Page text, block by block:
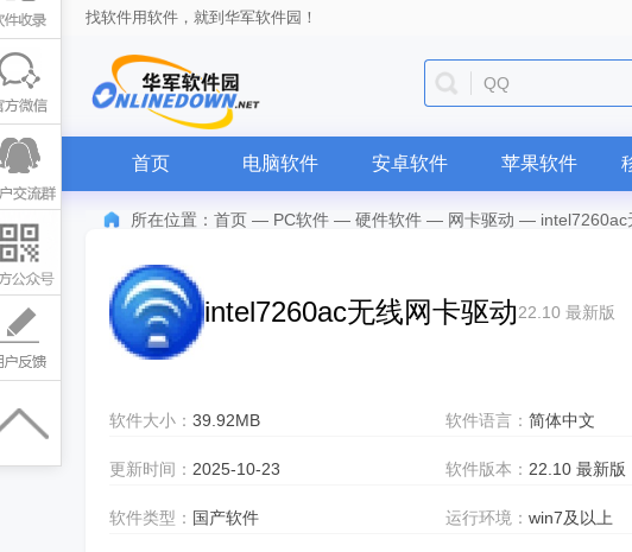
找软件用软件，就到华军软件园！
QQ
首页 电脑软件 安卓软件 苹果软件
所在位置： 首页 — PC软件 — 硬件软件 — 网卡驱动 — intel7260ac
intel7260ac无线网卡驱动22.10 最新版
软件大小： 39.92MB 软件语言：简体中文
更新时间： 2025-10-23 软件版本： 22.10 最新版
软件类型： 国产软件 运行环境：win7及以上